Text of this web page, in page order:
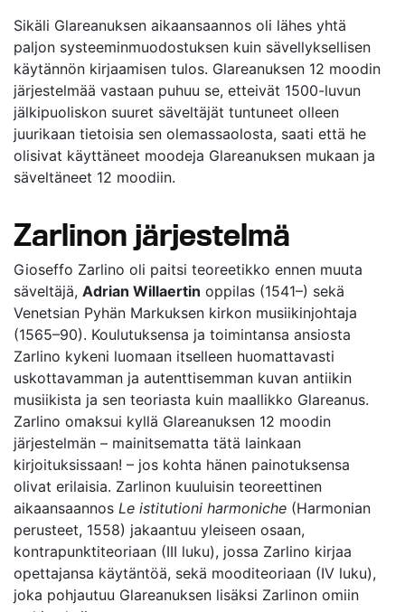
Sikäli Glareanuksen aikaansaannos oli lähes yhtä
paljon systeeminmuodostuksen kuin sävellyksellisen
käytännön kirjaamisen tulos. Glareanuksen 12 moodin
järjestelmää vastaan puhuu se, etteivät 1500-luvun
jälkipuoliskon suuret säveltäjät tuntuneet olleen
juurikaan tietoisia sen olemassaolosta, saati että he
olisivat käyttäneet moodeja Glareanuksen mukaan ja
säveltäneet 12 moodiin.
Zarlinon järjestelmä
Gioseffo Zarlino oli paitsi teoreetikko ennen muuta
säveltäjä, Adrian Willaertin oppilas (1541–) sekä
Venetsian Pyhän Markuksen kirkon musiikinjohtaja
(1565–90). Koulutuksensa ja toimintansa ansiosta
Zarlino kykeni luomaan itselleen huomattavasti
uskottavamman ja autenttisemman kuvan antiikin
musiikista ja sen teoriasta kuin maallikko Glareanus.
Zarlino omaksui kyllä Glareanuksen 12 moodin
järjestelmän – mainitsematta tätä lainkaan
kirjoituksissaan! – jos kohta hänen painotuksensa
olivat erilaisia. Zarlinon kuuluisin teoreettinen
aikaansaannos Le istitutioni harmoniche (Harmonian
perusteet, 1558) jakaantuu yleiseen osaan,
kontrapunktiteoriaan (III luku), jossa Zarlino kirjaa
opettajansa käytäntöä, sekä mooditeoriaan (IV luku),
joka pohjautuu Glareanuksen lisäksi Zarlinon omiin